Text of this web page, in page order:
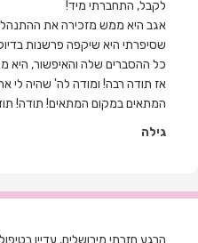
לקבל, התחברתי מיד!
אגב היא ממש מזכירה את
שסיפרתי היא שיקפה פרשנות
כל ההסברים שלה והאיפשור, היא
אז תודה רבה! ומודה לה' שהיה לי
המתאים במקום המתאים! תודה!
גילה